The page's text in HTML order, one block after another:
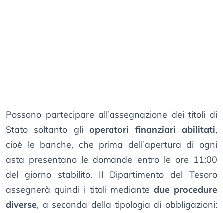
Possono partecipare all’assegnazione dei titoli di
Stato soltanto glioperatori finanziari abilitati,
cioè le banche, che prima dell’apertura di ogni
asta presentano le domande entro le ore 11:00
del giorno stabilito. Il Dipartimento del Tesoro
assegnerà quindi i titoli mediante due procedure
diverse, a seconda della tipologia di obbligazioni: